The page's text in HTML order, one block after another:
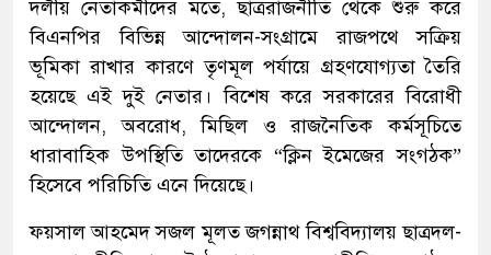
দলীয় নেতাকর্মীদের মতে, ছাত্ররাজনীতি থেকে শুরু করে
বিএনপির বিভিন্ন আন্দোলন-সংগ্রামে রাজপথে সক্রিয়
ভূমিকা রাখার কারণে তৃণমূল পর্যায়ে গ্রহণযোগ্যতা তৈরি
হয়েছে এই দুই নেতার। বিশেষ করে সরকারের বিরোধী
আন্দোলন, অবরোধ, মিছিল ও রাজনৈতিক কর্মসূচিতে
ধারাবাহিক উপস্থিতি তাদেরকে “ক্লিন ইমেজের সংগঠক”
হিসেবে পরিচিতি এনে দিয়েছে।
ফয়সাল আহমেদ সজল মূলত জগন্নাথ বিশ্ববিদ্যালয় ছাত্রদল-